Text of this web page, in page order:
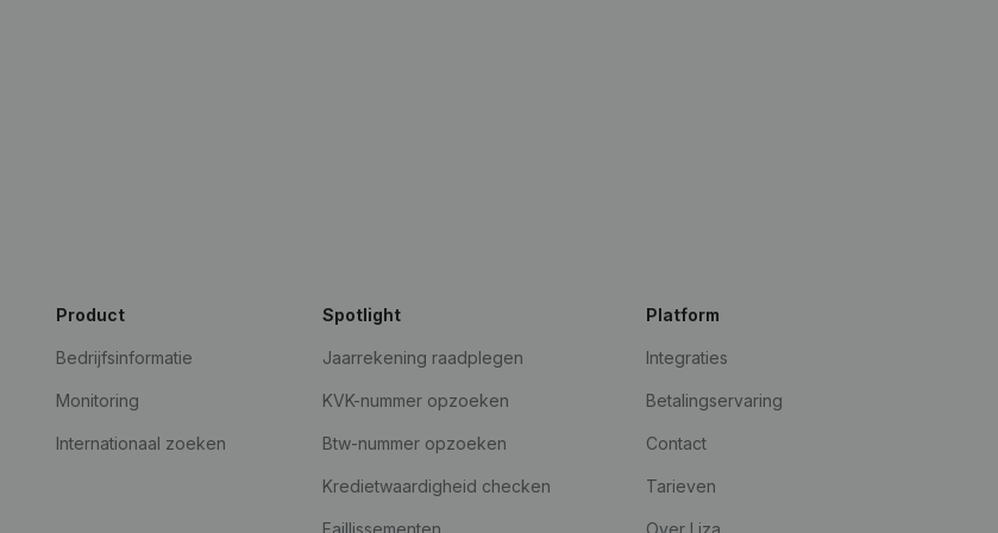
Product
Bedrijfsinformatie
Monitoring
Internationaal zoeken
Spotlight
Jaarrekening raadplegen
KVK-nummer opzoeken
Btw-nummer opzoeken
Kredietwaardigheid checken
Faillissementen
Platform
Integraties
Betalingservaring
Contact
Tarieven
Over Liza